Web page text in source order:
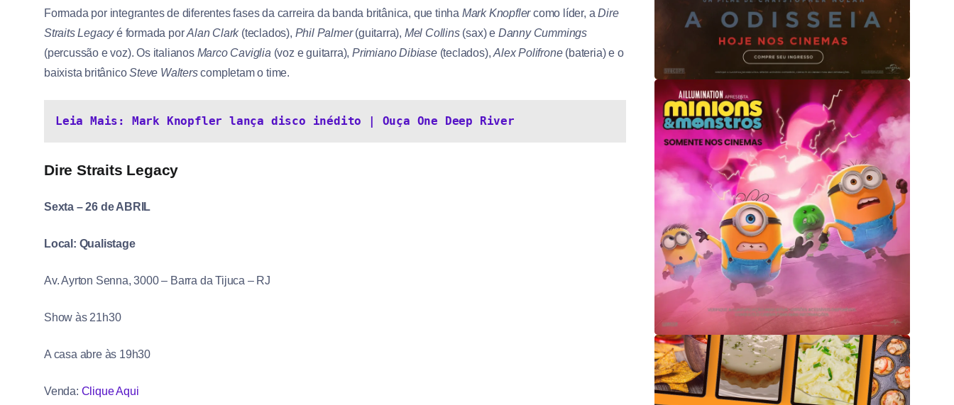
Formada por integrantes de diferentes fases da carreira da banda britânica, que tinha Mark Knopflercomo líder, aDire
Straits Legacyé formada porAlan Clark(teclados), Phil Palmer(guitarra), Mel Collins(sax) e Danny Cummings
(percussão e voz). Os italianosMarco Caviglia (voz e guitarra),Primiano Dibiase(teclados),Alex Polifrone(bateria) e o
baixista britânicoSteve Walterscompletam o time.
Leia Mais: Mark Knopfler lança disco inédito | Ouça One Deep River
Dire Straits Legacy
Sexta – 26 de ABRIL
Local: Qualistage
Av. Ayrton Senna, 3000 – Barra da Tijuca – RJ
Show às 21h30
A casa abre às 19h30
Venda: Clique Aqui